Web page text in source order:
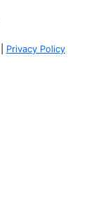
Privacy Policy